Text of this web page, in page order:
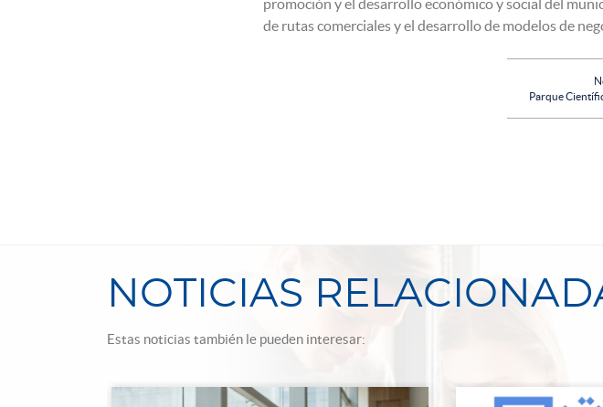
promoción y el desarrollo económico y social del
de rutas comerciales y el desarrollo de modelos de
Parque
NOTICIAS
Estas noticias también le pueden interesar: